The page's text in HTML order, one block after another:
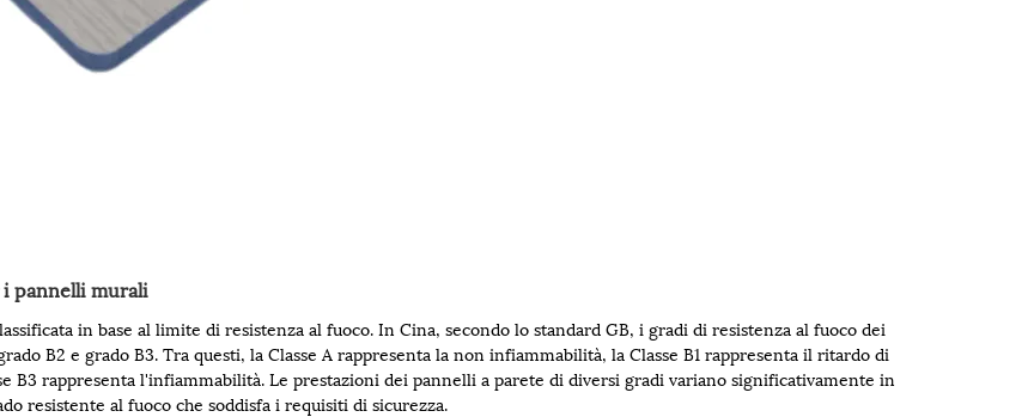
pannelli murali
in base al limite di resistenza al fuoco. In Cina, secondo lo standard GB, i gradi di resistenza al fuoco dei
B2 e grado B3. Tra questi, la Classe A rappresenta la non infiammabilità, la Classe B1 rappresenta il ritardo di
B3 rappresenta l'infiammabilità. Le prestazioni dei pannelli a parete di diversi gradi variano significativamente in
resistente al fuoco che soddisfa i requisiti di sicurezza.